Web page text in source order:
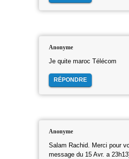
Anonyme
Je quite maroc Télécom
RÉPONDRE
Anonyme
Salam Rachid. Merci pour
message du 15 Avr. a